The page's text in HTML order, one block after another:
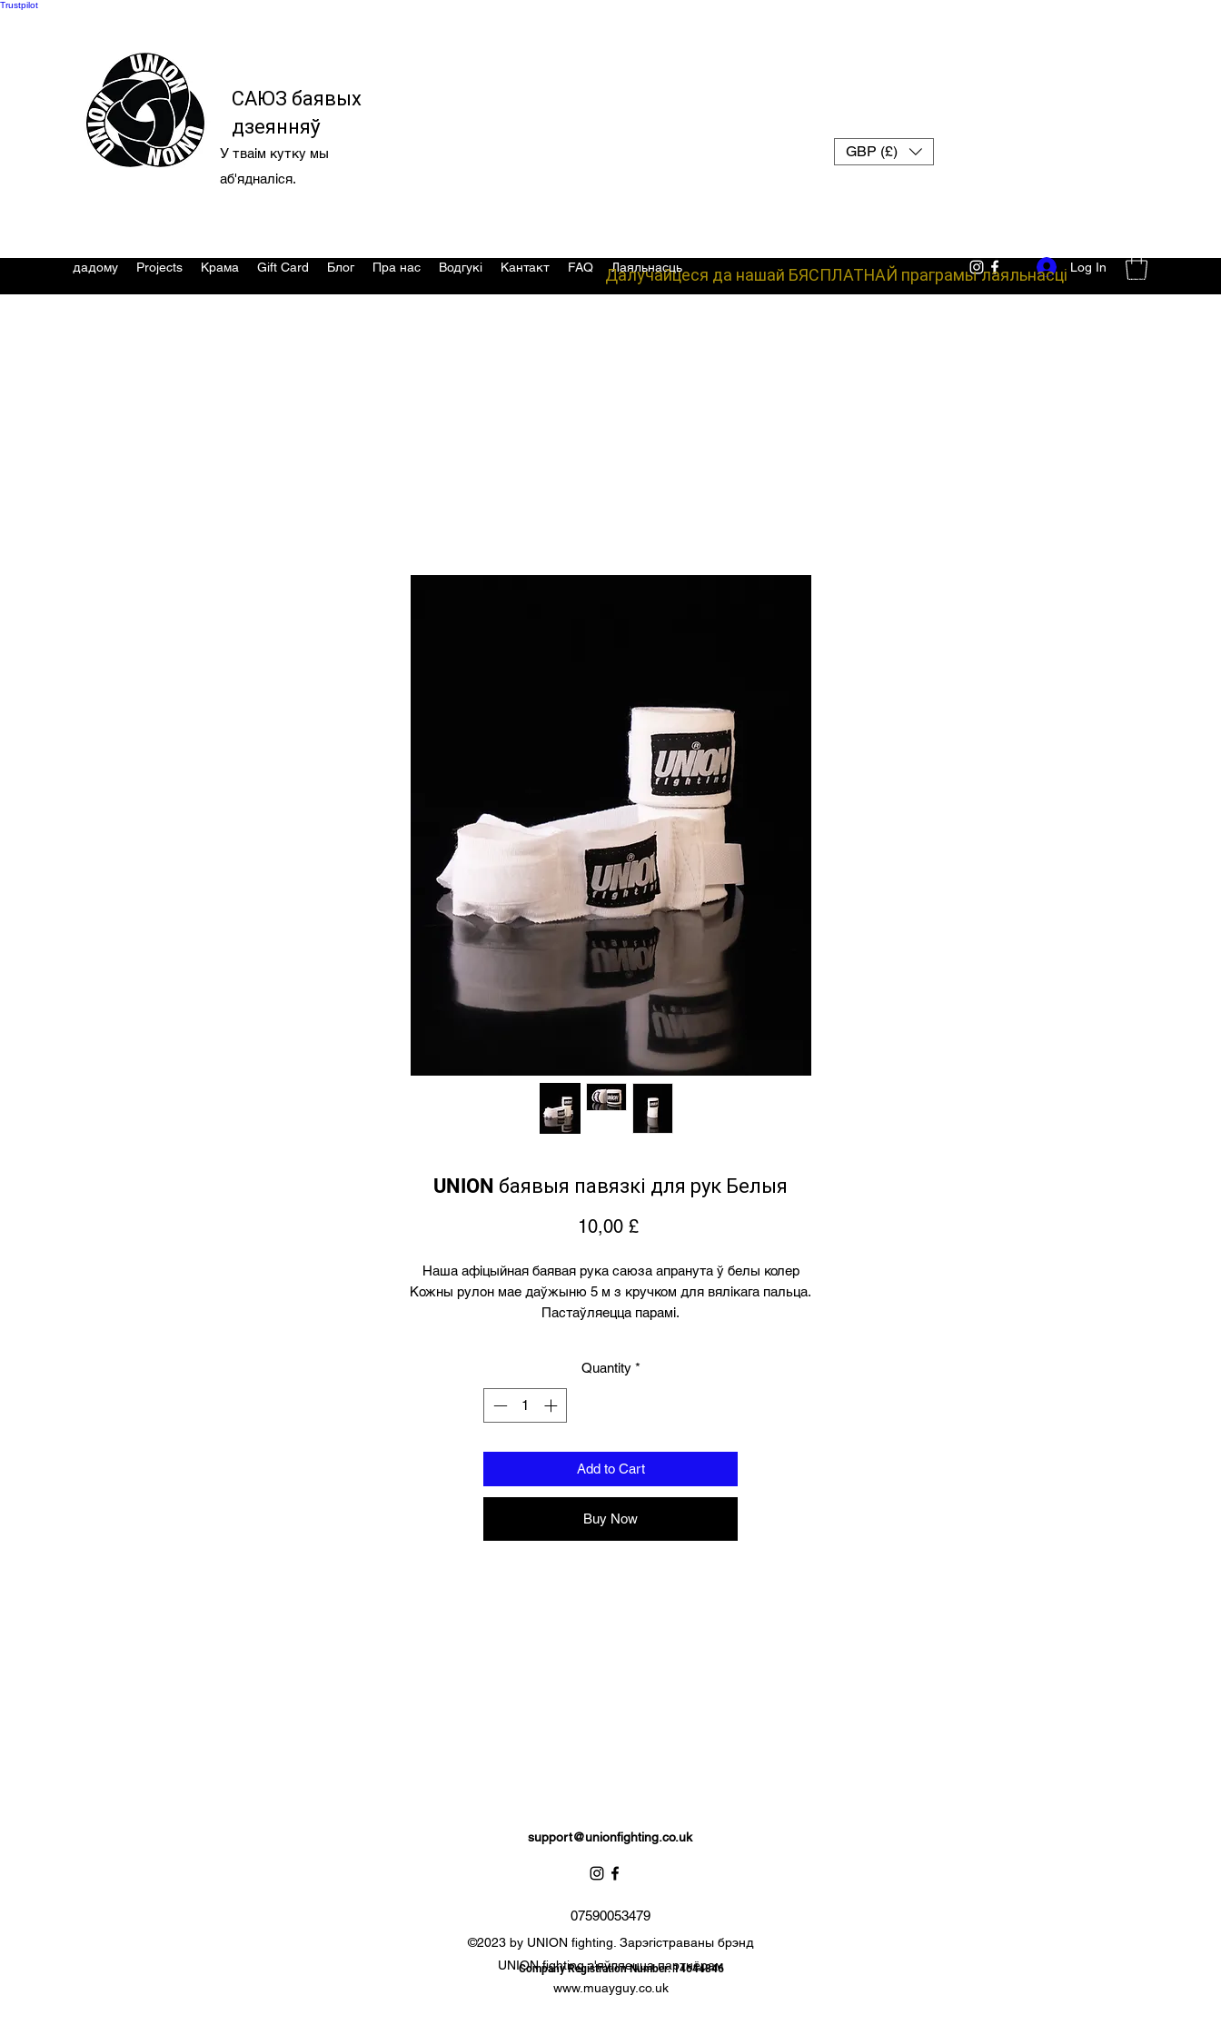
Trustpilot
САЮЗ баявых
дзеянняў
У тваім кутку мы
аб'ядналіся.
GBP (£)
дадому Projects Крама Gift Card Блог Пра нас Водгукі Кантакт FAQ Лаяльнасць Log In
Далучайцеся да нашай БЯСПЛАТНАЙ праграмы лаяльнасці баявое абсталяванне пальчаткі для муай-тай
UNION баявыя павязкі для рук Белыя
10,00 £Price
Наша афіцыйная баявая рука саюза апранута ў белы колер
Кожны рулон мае даўжыню 5 м з кручком для вялікага пальца.
Пастаўляецца парамі.
Quantity *
Add to Cart
Buy Now
support@unionfighting.co.uk
07590053479
©2023 by UNION fighting. Зарэгістраваны брэнд
UNION fighting з'яўляецца партнёрам
www.muayguy.co.uk
Company Registration Number: 14644846